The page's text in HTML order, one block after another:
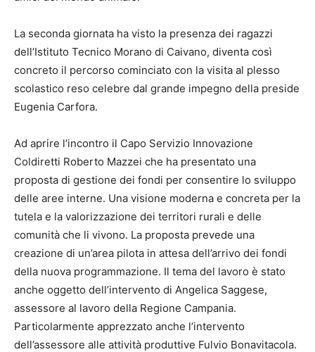
La seconda giornata ha visto la presenza dei ragazzi
dell’Istituto Tecnico Morano di Caivano, diventa così
concreto il percorso cominciato con la visita al plesso
scolastico reso celebre dal grande impegno della preside
Eugenia Carfora.
Ad aprire l’incontro il Capo Servizio Innovazione
Coldiretti Roberto Mazzei che ha presentato una
proposta di gestione dei fondi per consentire lo sviluppo
delle aree interne. Una visione moderna e concreta per la
tutela e la valorizzazione dei territori rurali e delle
comunità che li vivono. La proposta prevede una
creazione di un’area pilota in attesa dell’arrivo dei fondi
della nuova programmazione. Il tema del lavoro è stato
anche oggetto dell’intervento di Angelica Saggese,
assessore al lavoro della Regione Campania.
Particolarmente apprezzato anche l’intervento
dell’assessore alle attività produttive Fulvio Bonavitacola.